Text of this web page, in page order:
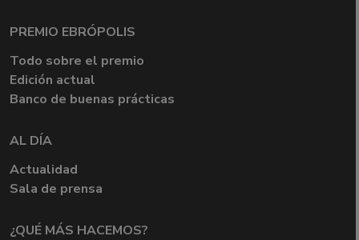
PREMIO EBRÓPOLIS
Todo sobre el premio
Edición actual
Banco de buenas prácticas
AL DÍA
Actualidad
Sala de prensa
¿QUÉ MÁS HACEMOS?